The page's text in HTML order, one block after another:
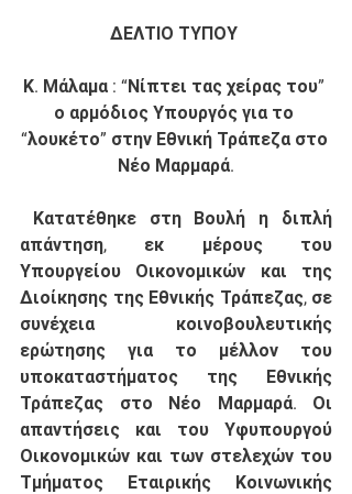
ΔΕΛΤΙΟ ΤΥΠΟΥ
Κ. Μάλαμα : “Νίπτει τας χείρας του”
ο αρμόδιος Υπουργός για το
“λουκέτο” στην Εθνική Τράπεζα στο
Νέο Μαρμαρά.
απάντηση, εκ μέρους του
Υπουργείου Οικονομικών και της
Διοίκησης της Εθνικής Τράπεζας, σε
συνέχεια κοινοβουλευτικής
ερώτησης για το μέλλον του
υποκαταστήματος της Εθνικής
Τράπεζας στο Νέο Μαρμαρά. Οι
απαντήσεις και του Υφυπουργού
Οικονομικών και των στελεχών του
Τμήματος Εταιρικής Κοινωνικής